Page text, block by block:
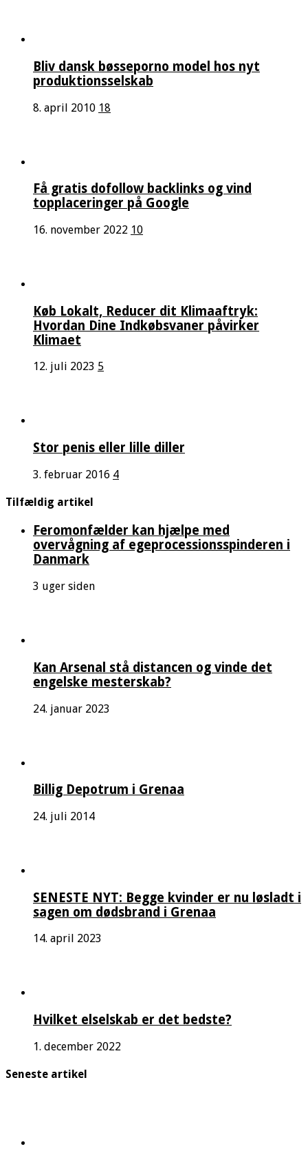
Bliv dansk bøsseporno model hos nyt
produktionsselskab
8. april 2010 18
Få gratis dofollow backlinks og vind
topplaceringer på Google
16. november 2022 10
Køb Lokalt, Reducer dit Klimaaftryk:
Hvordan Dine Indkøbsvaner påvirker
Klimaet
12. juli 2023 5
Stor penis eller lille diller
3. februar 2016 4
Tilfældig artikel
Feromonfælder kan hjælpe med
overvågning af egeprocessionsspinderen i
Danmark
3 uger siden
Kan Arsenal stå distancen og vinde det
engelske mesterskab?
24. januar 2023
Billig Depotrum i Grenaa
24. juli 2014
SENESTE NYT: Begge kvinder er nu løsladt i
sagen om dødsbrand i Grenaa
14. april 2023
Hvilket elselskab er det bedste?
1. december 2022
Seneste artikel